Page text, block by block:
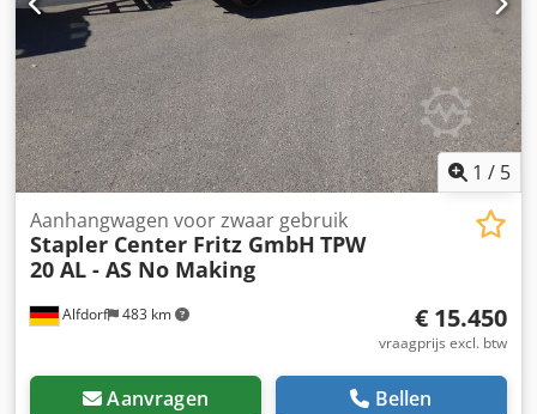
1 / 5
Alfdorf 483 km
Aanhangwagen voor zwaar gebruik
Stapler Center Fritz GmbH TPW
20 AL - AS No Making
€ 15.450
vraagprijs excl. btw
Aanvragen Bellen